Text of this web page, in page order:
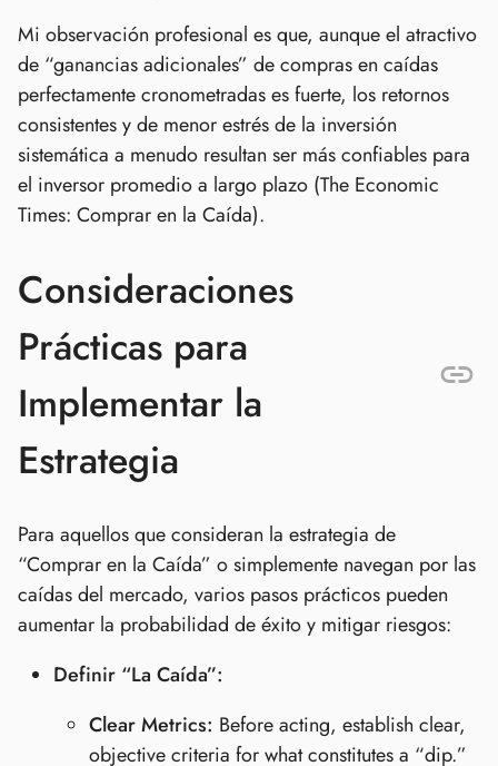
Mi observación profesional es que, aunque el atractivo
de “ganancias adicionales” de compras en caídas
perfectamente cronometradas es fuerte, los retornos
consistentes y de menor estrés de la inversión
sistemática a menudo resultan ser más confiables para
el inversor promedio a largo plazo (The Economic
Times: Comprar en la Caída).
Consideraciones
Prácticas para
Implementar la
Estrategia
Para aquellos que consideran la estrategia de
“Comprar en la Caída” o simplemente navegan por las
caídas del mercado, varios pasos prácticos pueden
aumentar la probabilidad de éxito y mitigar riesgos:
Definir “La Caída”:
Clear Metrics: Before acting, establish clear,
objective criteria for what constitutes a “dip.”